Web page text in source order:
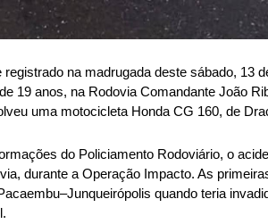
na madrugada deste sábado, 13
19 anos, na Rodovia Comandante João
uma motocicleta Honda CG 160, de
do Policiamento Rodoviário, o
durante a Operação Impacto. As
quando teria